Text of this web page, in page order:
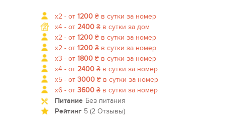
x2 - от 1200 ₴ в сутки за номер
x4 - от 2400 ₴ в сутки за дом
x2 - от 1200 ₴ в сутки за номер
x2 - от 1200 ₴ в сутки за номер
x3 - от 1800 ₴ в сутки за номер
x4 - от 2400 ₴ в сутки за номер
x5 - от 3000 ₴ в сутки за номер
x6 - от 3600 ₴ в сутки за номер
Питание Без питания
Рейтинг 5 (2 Отзывы)